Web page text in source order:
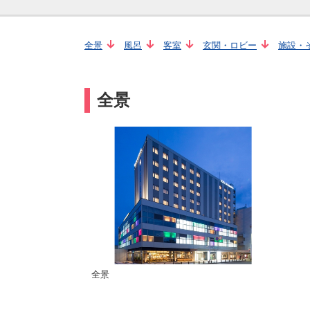
全景 風呂 客室 玄関・ロビー 施設・
全景
全景